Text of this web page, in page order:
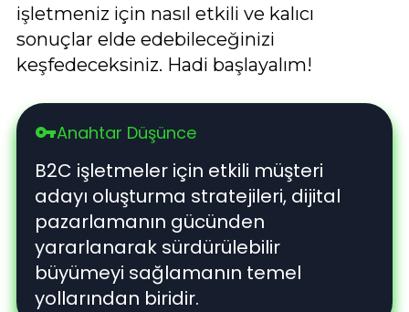
işletmeniz için nasıl etkili ve kalıcı
sonuçlar elde edebileceğinizi
keşfedeceksiniz. Hadi başlayalım!
vpn_keyAnahtar Düşünce
B2C işletmeler için etkili müşteri
adayı oluşturma stratejileri, dijital
pazarlamanın gücünden
yararlanarak sürdürülebilir
büyümeyi sağlamanın temel
yollarından biridir.